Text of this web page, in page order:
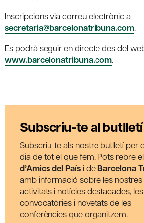
Inscripcions via correu electrònic a
secretaria@barcelonatribuna.com.
Es podrà seguir en directe des del
www.barcelonatribuna.com.
Subscriu-te al butlletí
Subscriu-te als nostre butlletí per
dia de tot el que fem. Pots rebre el
d’Amics del País i de Barcelona
amb informació sobre les nostres
activitats i notícies destacades, les
convocatòries i novetats de les
conferències que organitzem.